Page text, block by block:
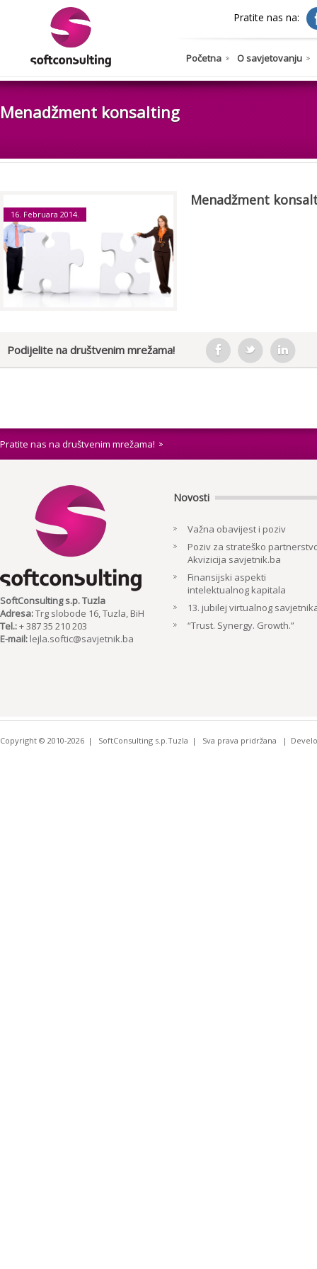
Pratite nas na:
Početna O savjetovanju
Menadžment konsalting
16. Februara 2014.
Menadžment
Podijelite na društvenim mrežama!
Pratite nas na društvenim mrežama!
SoftConsulting s.p. Tuzla
Adresa:Trg slobode 16, Tuzla, BiH
Tel.:+ 387 35 210 203
E-mail: lejla.softic@savjetnik.ba
Novosti
Važna obavijest i poziv
Poziv za strateško
Akvizicija savjetnik.ba
Finansijski aspekti
intelektualnog kapitala
13. jubilej virtualnog
“Trust. Synergy. Growth.”
Copyright © 2010-2026 SoftConsulting s.p.Tuzla Sva prava pridržana